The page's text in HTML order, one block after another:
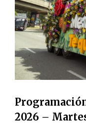
2026 –